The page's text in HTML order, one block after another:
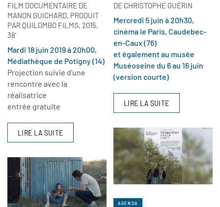
FILM DOCUMENTAIRE DE
MANON GUICHARD, PRODUIT
PAR QUILOMBO FILMS, 2015,
38'
Mardi 18 juin 2019 à 20h00,
Médiathèque de Potigny (14)
Projection suivie d'une
rencontre avec la
réalisatrice
entrée gratuite
LIRE LA SUITE
DE CHRISTOPHE GUÉRIN
Mercredi 5 juin à 20h30,
cinéma le Paris, Caudebec-
en-Caux (76)
et également au musée
Muséoseine du 6 au 16 juin
(version courte)
LIRE LA SUITE
AGENDA